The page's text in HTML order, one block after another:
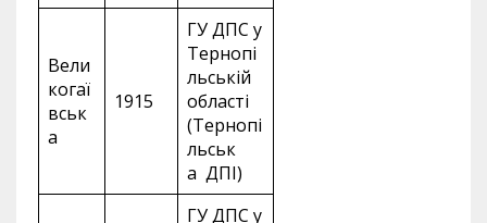
Вели
когаї
вськ
а
1915
ГУ ДПС у
Тернопі
льській
області
(Тернопі
льськ
а ДПІ)
ГУ ДПС у